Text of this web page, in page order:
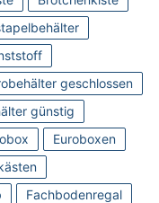
geschlossen
günstig
Euroboxen
Fachbodenregal